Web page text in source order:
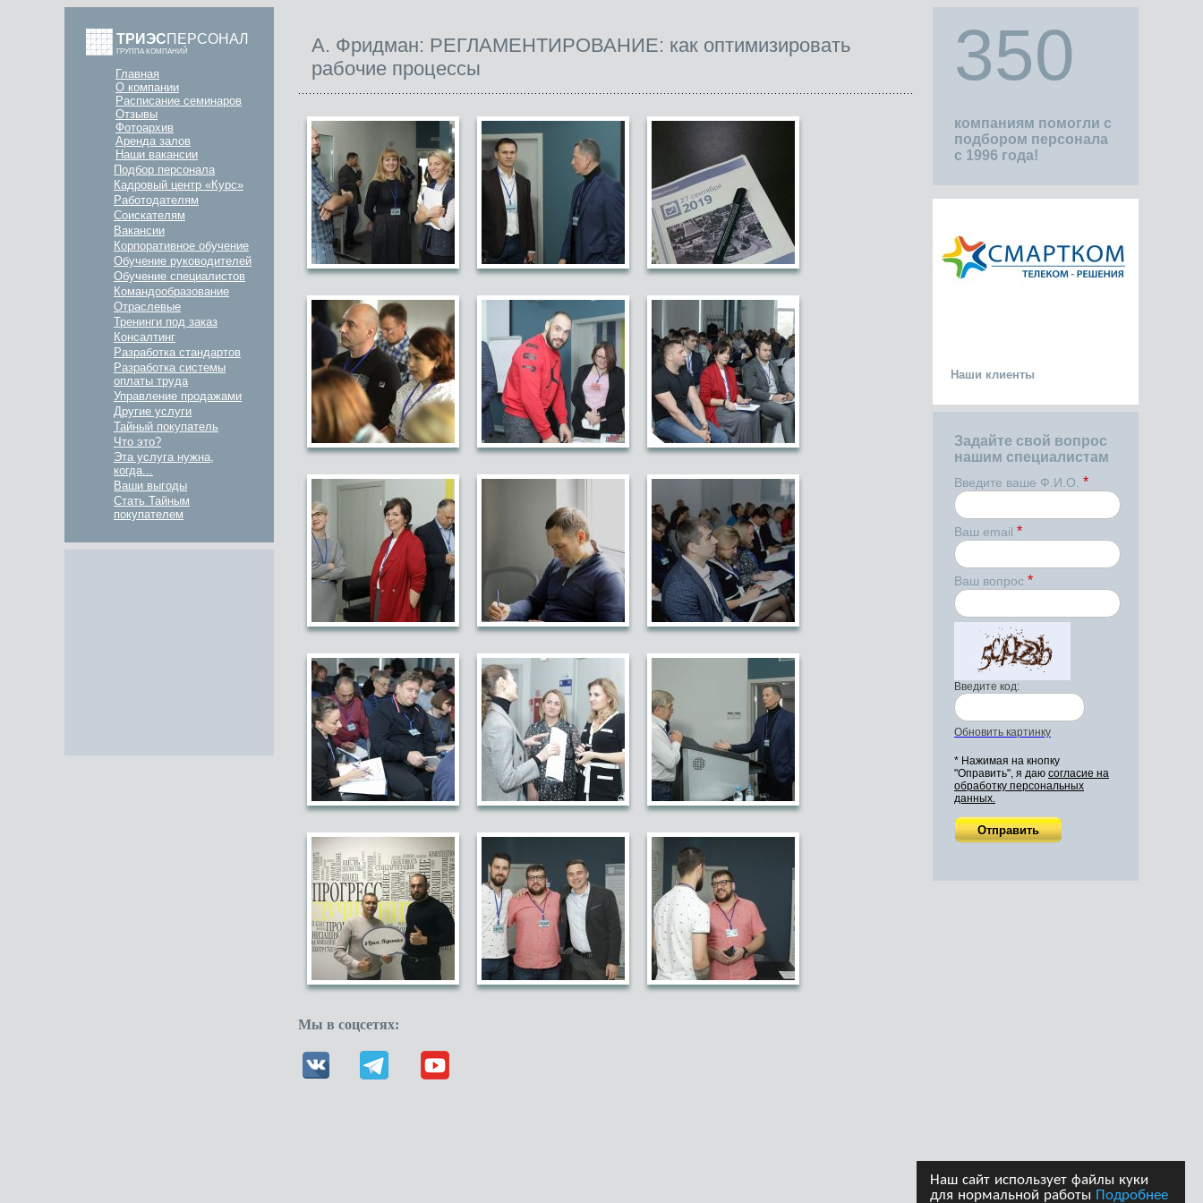
Наш сайт использует файлы куки
для нормальной работы Подробнее
ТРИЭСПЕРСОНАЛ
ГРУППА КОМПАНИЙ
Главная
О компании
Расписание семинаров
Отзывы
Фотоархив
Аренда залов
Наши вакансии
Подбор персонала
Кадровый центр «Курс»
Работодателям
Соискателям
Вакансии
Корпоративное обучение
Обучение руководителей
Обучение специалистов
Командообразование
Отраслевые
Тренинги под заказ
Консалтинг
Разработка стандартов
Разработка системы
оплаты труда
Управление продажами
Другие услуги
Тайный покупатель
Что это?
Эта услуга нужна,
когда...
Ваши выгоды
Стать Тайным
покупателем
350
компаниям помогли с
подбором персонала
с 1996 года!
Наши клиенты
Задайте свой вопрос
нашим специалистам
Введите ваше Ф.И.О. *
Ваш email *
Ваш вопрос *
Введите код:
Обновить картинку
* Нажимая на кнопку
"Оправить", я даю согласие на
обработку персональных
данных.
А. Фридман: РЕГЛАМЕНТИРОВАНИЕ: как оптимизировать
рабочие процессы
Мы в соцсетях: